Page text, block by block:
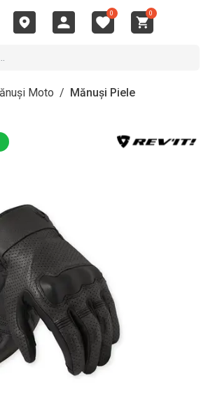
0 0
Moto / Mănuși Piele